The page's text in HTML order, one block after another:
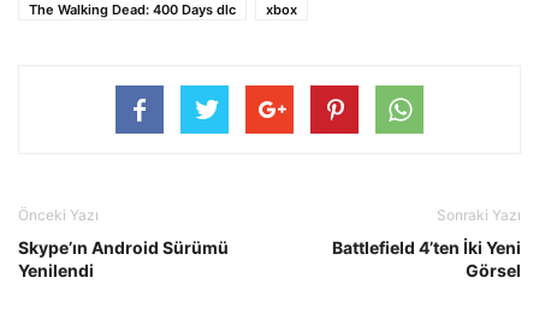
The Walking Dead: 400 Days dlc
xbox
Önceki Yazı
Skype’ın Android Sürümü
Yenilendi
Sonraki Yazı
Battlefield 4’ten İki Yeni
Görsel